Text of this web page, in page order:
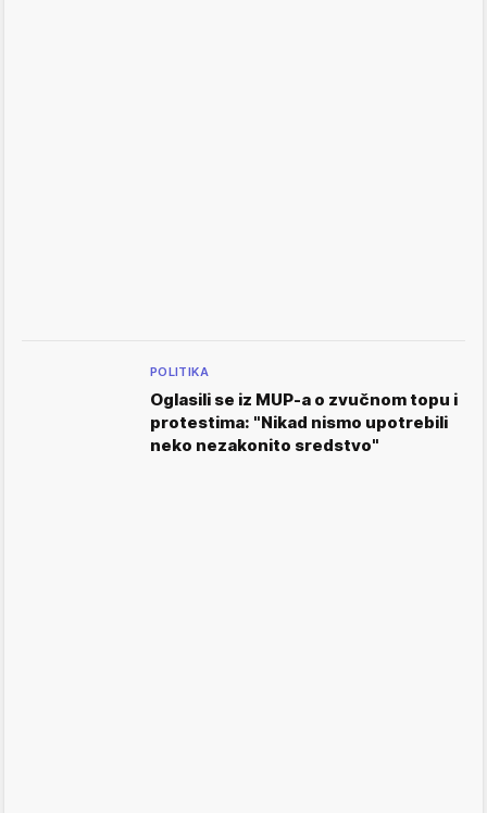
POLITIKA
Oglasili se iz MUP-a o zvučnom topu i
protestima: "Nikad nismo upotrebili
neko nezakonito sredstvo"